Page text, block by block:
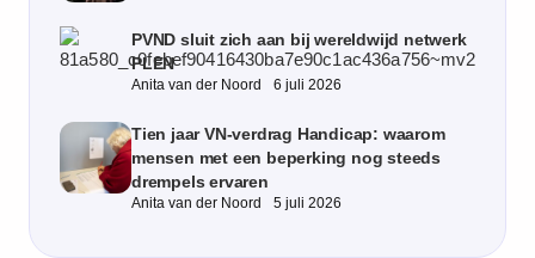
PVND sluit zich aan bij wereldwijd netwerk
PLEN
Anita van der Noord 6 juli 2026
Tien jaar VN‑verdrag Handicap: waarom
mensen met een beperking nog steeds
drempels ervaren
Anita van der Noord 5 juli 2026